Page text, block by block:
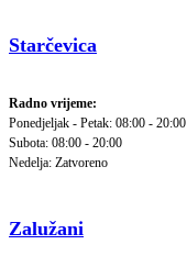
Starčevica
Radno vrijeme:
Ponedjeljak - Petak: 08:00 - 20:00
Subota: 08:00 - 20:00
Nedelja: Zatvoreno
Zalužani